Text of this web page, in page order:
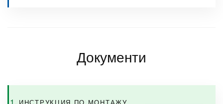
Документи